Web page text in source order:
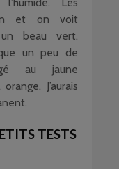
et on voit
beau vert.
un peu de
au jaune
J’aurais
TESTS